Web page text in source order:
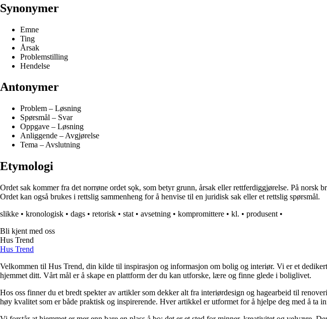
Synonymer
Emne
Ting
Årsak
Problemstilling
Hendelse
Antonymer
Problem – Løsning
Spørsmål – Svar
Oppgave – Løsning
Anliggende – Avgjørelse
Tema – Avslutning
Etymologi
Ordet sak kommer fra det norrøne ordet sǫk, som betyr grunn, årsak eller rettferdiggjørelse. På norsk
Ordet kan også brukes i rettslig sammenheng for å henvise til en juridisk sak eller et rettslig spørsmål.
slikke • kronologisk • dags • retorisk • stat • avsetning • kompromittere • kl. • produsent •
Bli kjent med oss
Hus Trend
Hus Trend
Velkommen til Hus Trend, din kilde til inspirasjon og informasjon om bolig og interiør. Vi er et
hjemmet ditt. Vårt mål er å skape en plattform der du kan utforske, lære og finne glede i boliglivet.
Hos oss finner du et bredt spekter av artikler som dekker alt fra interiørdesign og hagearbeid til
høy kvalitet som er både praktisk og inspirerende. Hver artikkel er utformet for å hjelpe deg med å ta